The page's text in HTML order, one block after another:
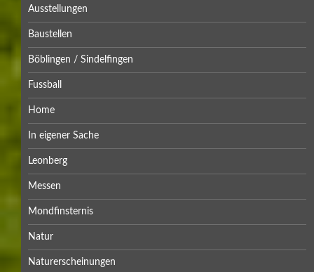
Ausstellungen
Baustellen
Böblingen / Sindelfingen
Fussball
Home
In eigener Sache
Leonberg
Messen
Mondfinsternis
Natur
Naturerscheinungen